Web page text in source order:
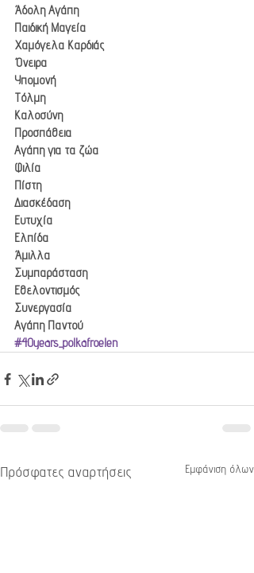
Άδολη Αγάπη
Παιδική Μαγεία
Χαμόγελα Καρδιάς
Όνειρα
Υπομονή
Τόλμη
Καλοσύνη
Προσπάθεια
Αγάπη για τα ζώα
Φιλία
Πίστη
Διασκέδαση
Ευτυχία
Ελπίδα
Άμιλλα
Συμπαράσταση
Εθελοντισμός
Συνεργασία
Αγάπη Παντού
#40years_polkafroelen
Πρόσφατες αναρτήσεις Εμφάνιση όλων